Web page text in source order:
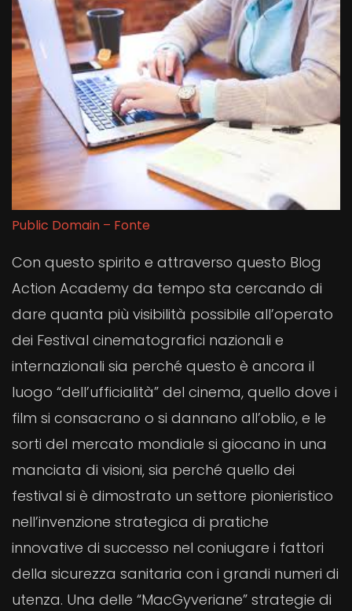
Public Domain – Fonte
Con questo spirito e attraverso questo Blog
Action Academy da tempo sta cercando di
dare quanta più visibilità possibile all’operato
dei Festival cinematografici nazionali e
internazionali sia perché questo è ancora il
luogo “dell’ufficialità” del cinema, quello dove i
film si consacrano o si dannano all’oblio, e le
sorti del mercato mondiale si giocano in una
manciata di visioni, sia perché quello dei
festival si è dimostrato un settore pionieristico
nell’invenzione strategica di pratiche
innovative di successo nel coniugare i fattori
della sicurezza sanitaria con i grandi numeri di
utenza. Una delle “MacGyveriane” strategie di